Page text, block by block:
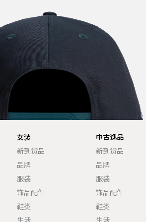
女装
新到货品
品牌
服装
饰品配件
鞋类
生活
中古逸品
新到货品
品牌
服装
饰品配件
鞋类
生活